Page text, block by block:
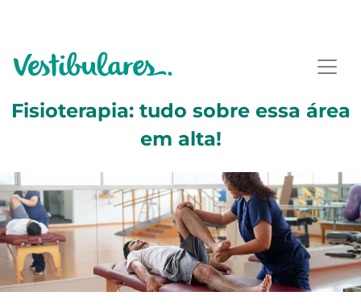
Fisioterapia: tudo sobre essa área
em alta!